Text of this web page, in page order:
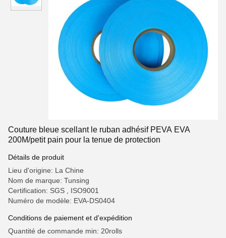
Couture bleue scellant le ruban adhésif PEVA EVA
200M/petit pain pour la tenue de protection
Détails de produit
Lieu d'origine: La Chine
Nom de marque: Tunsing
Certification: SGS , ISO9001
Numéro de modèle: EVA-DS0404
Conditions de paiement et d'expédition
Quantité de commande min: 20rolls